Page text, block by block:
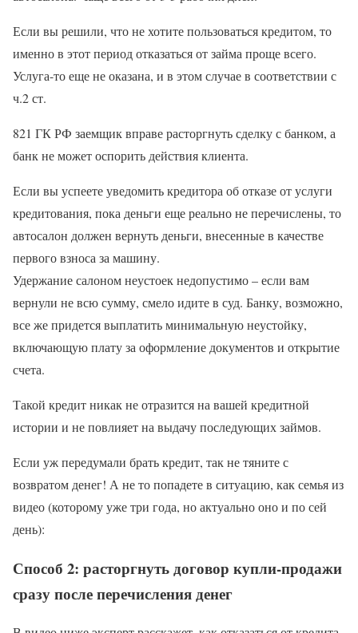
Если вы решили, что не хотите пользоваться кредитом, то
именно в этот период отказаться от займа проще всего.
Услуга-то еще не оказана, и в этом случае в соответствии с
ч.2 ст.
821 ГК РФ заемщик вправе расторгнуть сделку с банком, а
банк не может оспорить действия клиента.
Если вы успеете уведомить кредитора об отказе от услуги
кредитования, пока деньги еще реально не перечислены, то
автосалон должен вернуть деньги, внесенные в качестве
первого взноса за машину.
Удержание салоном неустоек недопустимо – если вам
вернули не всю сумму, смело идите в суд. Банку, возможно,
все же придется выплатить минимальную неустойку,
включающую плату за оформление документов и открытие
счета.
Такой кредит никак не отразится на вашей кредитной
истории и не повлияет на выдачу последующих займов.
Если уж передумали брать кредит, так не тяните с
возвратом денег! А не то попадете в ситуацию, как семья из
видео (которому уже три года, но актуально оно и по сей
день):
Способ 2: расторгнуть договор купли-продажи
сразу после перечисления денег